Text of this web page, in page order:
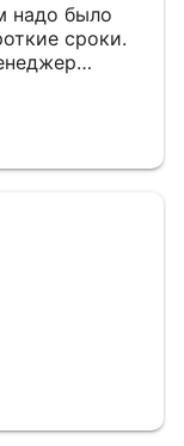
надо было
сроки.
нам
очень
установили